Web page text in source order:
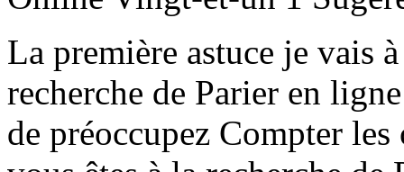
La première astuce je vais
recherche de Parier en
de préoccupez Compter